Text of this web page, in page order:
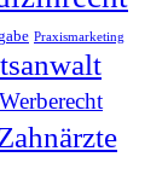
Praxismarketing
Werberecht